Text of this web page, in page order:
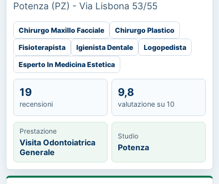
Potenza (PZ) - Via Lisbona 53/55
Chirurgo Maxillo Facciale Chirurgo Plastico
Fisioterapista Igienista Dentale Logopedista
Esperto In Medicina Estetica
19
recensioni
9,8
valutazione su 10
Prestazione
Visita Odontoiatrica
Generale
Studio
Potenza